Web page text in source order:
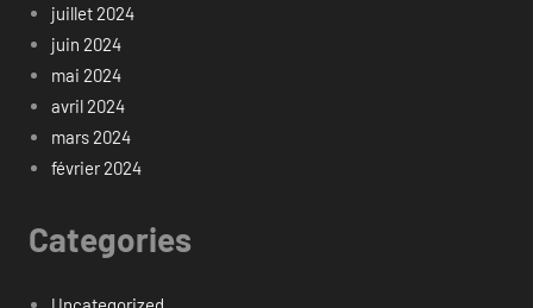
juillet 2024
juin 2024
mai 2024
avril 2024
mars 2024
février 2024
Categories